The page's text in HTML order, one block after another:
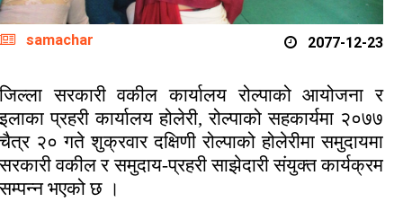
samachar 2077-12-23
जिल्ला सरकारी वकील कार्यालय रोल्पाको आयोजना र
इलाका प्रहरी कार्यालय होलेरी, रोल्पाको सहकार्यमा २०७७
चैत्र २० गते शुक्रवार दक्षिणी रोल्पाको होलेरीमा समुदायमा
सरकारी वकील र समुदाय-प्रहरी साझेदारी संयुक्त कार्यक्रम
सम्पन्न भएको छ ।